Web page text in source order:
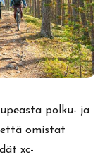
polku- ja
omistat
xc-